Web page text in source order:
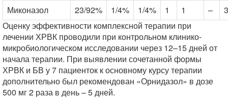
Миконазол
23/92% 1/4% 1/4% 1 1 –
3
Оценку эффективности комплексной терапии при
лечении ХРВК проводили при контрольном клинико-
микробиологическом исследовании через 12–15 дней от
начала терапии. При выявлении сочетанной формы
ХРВК и БВ у 7 пациенток к основному курсу терапии
дополнительно был рекомендован «Орнидазол» в дозе
500 мг 2 раза в день – 5 дней.